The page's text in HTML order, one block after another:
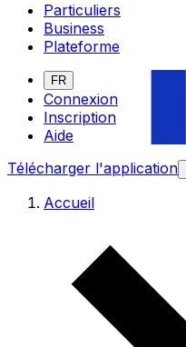
Particuliers
Business
Plateforme
FR
Connexion
Inscription
Aide
Télécharger l'application
Accueil